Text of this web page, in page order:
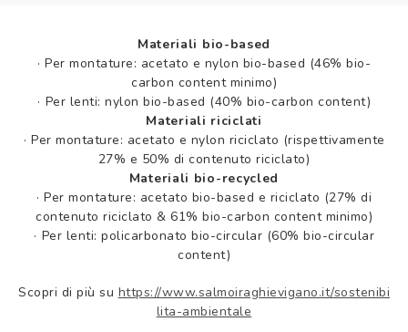
Materiali bio-based
· Per montature: acetato e nylon bio-based (46% bio-
carbon content minimo)
· Per lenti: nylon bio-based (40% bio-carbon content)
Materiali riciclati
· Per montature: acetato e nylon riciclato (rispettivamente
27% e 50% di contenuto riciclato)
Materiali bio-recycled
· Per montature: acetato bio-based e riciclato (27% di
contenuto riciclato & 61% bio-carbon content minimo)
· Per lenti: policarbonato bio-circular (60% bio-circular
content)
Scopri di più su https://www.salmoiraghievigano.it/sostenibi
lita-ambientale